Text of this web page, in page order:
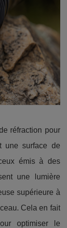
réfraction pour
une surface de
émis à des
une lumière
supérieure à
Cela en fait
optimiser le